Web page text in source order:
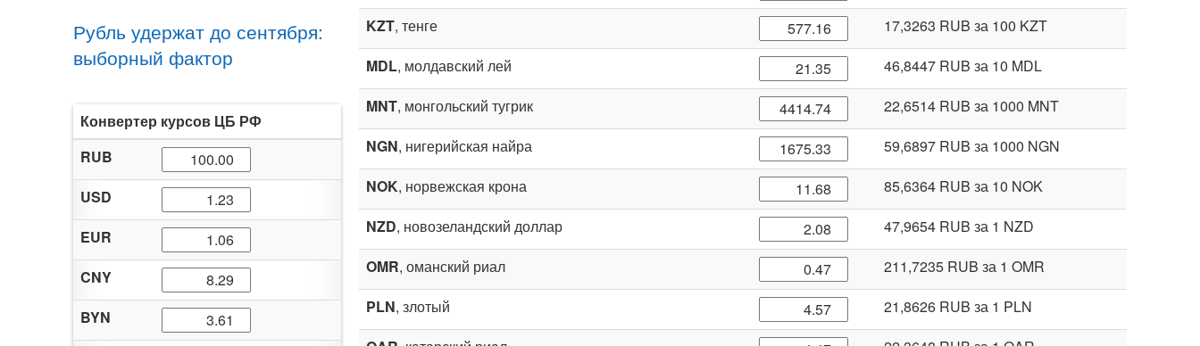
Рубль удержат до сентября:
выборный фактор
Конвертер курсов ЦБ РФ
RUB
USD
EUR
CNY
BYN
KZT, тенге 17,3263 RUB за 100 KZT
MDL, молдавский лей 46,8447 RUB за 10 MDL
MNT, монгольский тугрик 22,6514 RUB за 1000 MNT
NGN, нигерийская найра 59,6897 RUB за 1000 NGN
NOK, норвежская крона 85,6364 RUB за 10 NOK
NZD, новозеландский доллар 47,9654 RUB за 1 NZD
OMR, оманский риал 211,7235 RUB за 1 OMR
PLN, злотый 21,8626 RUB за 1 PLN